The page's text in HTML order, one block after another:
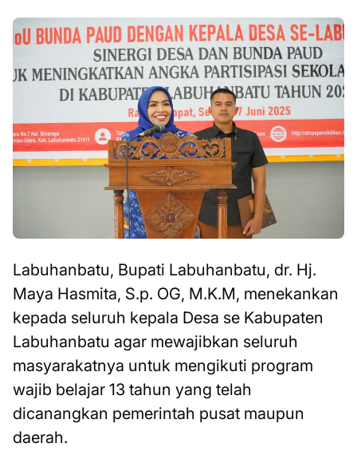
Labuhanbatu, Bupati Labuhanbatu, dr. Hj.
Maya Hasmita, S.p. OG, M.K.M, menekankan
kepada seluruh kepala Desa se Kabupaten
Labuhanbatu agar mewajibkan seluruh
masyarakatnya untuk mengikuti program
wajib belajar 13 tahun yang telah
dicanangkan pemerintah pusat maupun
daerah.